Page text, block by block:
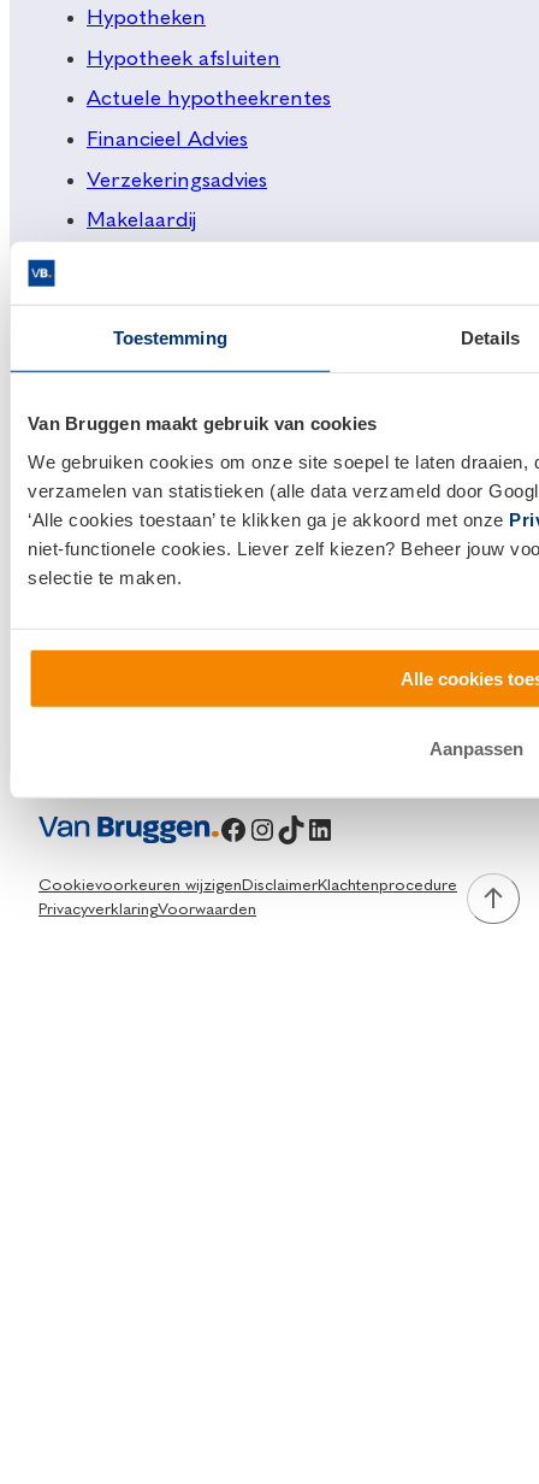
Toestemming Details
Van Bruggen maakt gebruik van cookies
We gebruiken cookies om onze site soepel te laten
verzamelen van statistieken (alle data verzameld door
‘Alle cookies toestaan’ te klikken ga je akkoord met onze
niet-functionele cookies. Liever zelf kiezen? Beheer jouw
selectie te maken.
Alle cookies
Aanpassen
Hypotheken
Hypotheek afsluiten
Actuele hypotheekrentes
Financieel Advies
Verzekeringsadvies
Makelaardij
Huis verkopen
Klantenservice en contact
Bezoek eenvestigingbij jou in de buurt, of neem
contact met ons op.
0800 1600
info@vanbruggen.nl
Facebook
Instagram
TikTok
LinkedIn
Cookievoorkeuren wijzigen DisclaimerKlachtenprocedure
PrivacyverklaringVoorwaarden